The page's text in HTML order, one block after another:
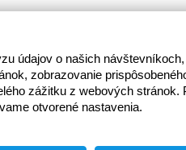
údajov o našich
zobrazovanie
zážitku z webových stránok.
otvorené nastavenia.